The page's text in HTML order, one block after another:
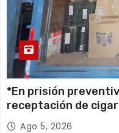
*En prisión
receptación de
millones*
Ago 5, 2026